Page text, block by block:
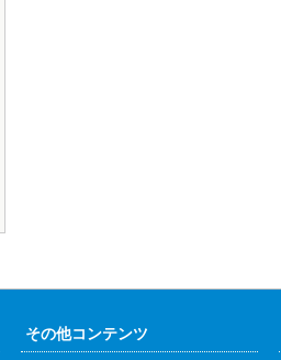
その他コンテンツ